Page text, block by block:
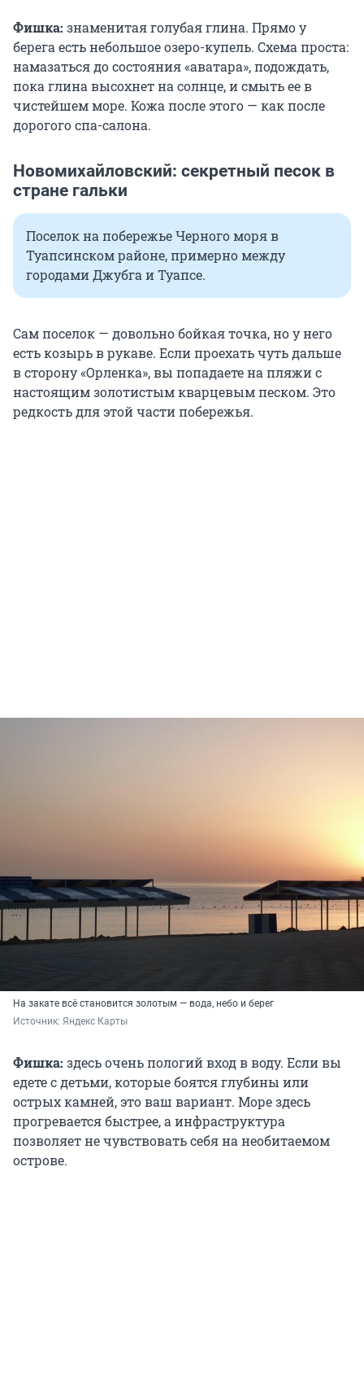
Фишка: знаменитая голубая глина. Прямо у
берега есть небольшое озеро-купель. Схема проста:
намазаться до состояния «аватара», подождать,
пока глина высохнет на солнце, и смыть ее в
чистейшем море. Кожа после этого — как после
дорогого спа-салона.
Новомихайловский: секретный песок в
стране гальки
Поселок на побережье Черного моря в
Туапсинском районе, примерно между
городами Джубга и Туапсе.
Сам поселок — довольно бойкая точка, но у него
есть козырь в рукаве. Если проехать чуть дальше
в сторону «Орленка», вы попадаете на пляжи с
настоящим золотистым кварцевым песком. Это
редкость для этой части побережья.
На закате всё становится золотым — вода, небо и берег
Источник: Яндекс Карты
Фишка: здесь очень пологий вход в воду. Если вы
едете с детьми, которые боятся глубины или
острых камней, это ваш вариант. Море здесь
прогревается быстрее, а инфраструктура
позволяет не чувствовать себя на необитаемом
острове.